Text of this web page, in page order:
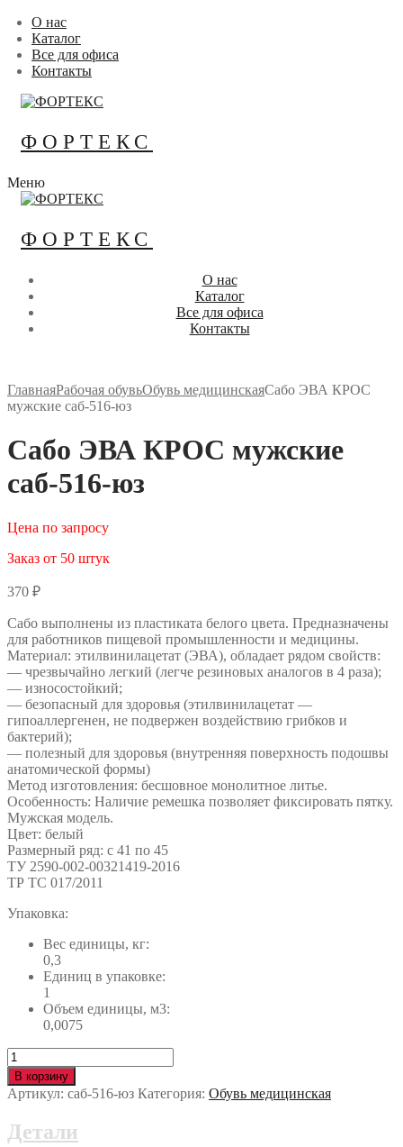
Перейти
содержимому
Меню
Закрыть
О нас
Каталог
Все для офиса
Контакты
ФОРТЕКС
Меню
ФОРТЕКС
О нас
Каталог
Все для офиса
Контакты
ГлавнаяРабочая обувьОбувь медицинскаяСабо ЭВА КРОС
мужские саб-516-юз
Сабо ЭВА КРОС мужские
саб-516-юз
Цена по запросу
Заказ от 50 штук
370 ₽
Сабо выполнены из пластиката белого цвета. Предназначены
для работников пищевой промышленности и медицины.
Материал: этилвинилацетат (ЭВА), обладает рядом свойств:
— чрезвычайно легкий (легче резиновых аналогов в 4 раза);
— износостойкий;
— безопасный для здоровья (этилвинилацетат —
гипоаллергенен, не подвержен воздействию грибков и
бактерий);
— полезный для здоровья (внутренняя поверхность подошвы
анатомической формы)
Метод изготовления: бесшовное монолитное литье.
Особенность: Наличие ремешка позволяет фиксировать пятку.
Мужская модель.
Цвет: белый
Размерный ряд: с 41 по 45
ТУ 2590-002-00321419-2016
ТР ТС 017/2011
Упаковка:
Вес единицы, кг:
0,3
Единиц в упаковке:
1
Объем единицы, м3:
0,0075
Количество
Сабо
ЭВА
КРОС
саб-516-
В корзину
Артикул: саб-516-юз Категория: Обувь медицинская
Детали